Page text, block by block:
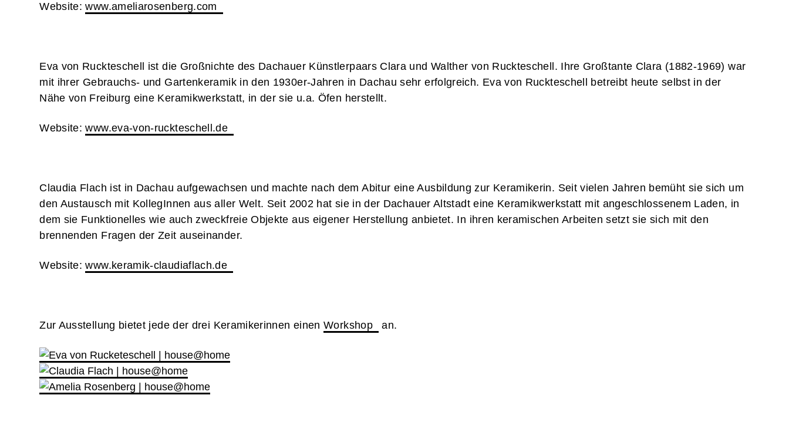
Website:www.ameliarosenberg.com
Eva von Ruckteschell ist die Großnichte des Dachauer Künstlerpaars Clara und Walther von Ruckteschell. Ihre Großtante Clara (1882-1969) war
mit ihrer Gebrauchs- und Gartenkeramik in den 1930er-Jahren in Dachau sehr erfolgreich. Eva von Ruckteschell betreibt heute selbst in der
Nähe von Freiburg eine Keramikwerkstatt, in der sie u.a. Öfen herstellt.
Website:www.eva-von-ruckteschell.de
Claudia Flach ist in Dachau aufgewachsen und machte nach dem Abitur eine Ausbildung zur Keramikerin. Seit vielen Jahren bemüht sie sich um
den Austausch mit KollegInnen aus aller Welt. Seit 2002 hat sie in der Dachauer Altstadt eine Keramikwerkstatt mit angeschlossenem Laden, in
dem sie Funktionelles wie auch zweckfreie Objekte aus eigener Herstellung anbietet. In ihren keramischen Arbeiten setzt sie sich mit den
brennenden Fragen der Zeit auseinander.
Website:www.keramik-claudiaflach.de
Zur Ausstellung bietet jede der drei Keramikerinnen einenWorkshop an.